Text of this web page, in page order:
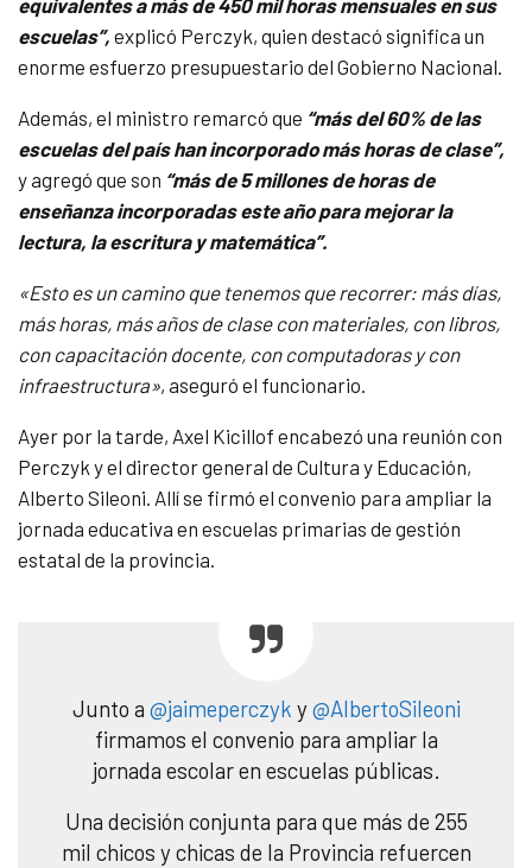
equivalentes a más de 450 mil horas mensuales en sus
escuelas”, explicó Perczyk, quien destacó significa un
enorme esfuerzo presupuestario del Gobierno Nacional.
Además, el ministro remarcó que “más del 60% de las
escuelas del país han incorporado más horas de clase”,
y agregó que son “más de 5 millones de horas de
enseñanza incorporadas este año para mejorar la
lectura, la escritura y matemática”.
«Esto es un camino que tenemos que recorrer: más días,
más horas, más años de clase con materiales, con libros,
con capacitación docente, con computadoras y con
infraestructura», aseguró el funcionario.
Ayer por la tarde, Axel Kicillof encabezó una reunión con
Perczyk y el director general de Cultura y Educación,
Alberto Sileoni. Allí se firmó el convenio para ampliar la
jornada educativa en escuelas primarias de gestión
estatal de la provincia.
Junto a @jaimeperczyk y @AlbertoSileoni
firmamos el convenio para ampliar la
jornada escolar en escuelas públicas.
Una decisión conjunta para que más de 255
mil chicos y chicas de la Provincia refuercen